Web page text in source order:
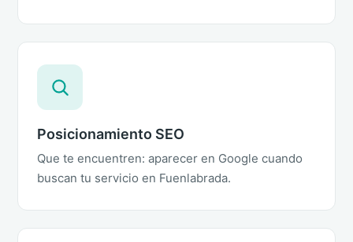
Posicionamiento SEO
Que te encuentren: aparecer en Google cuando
buscan tu servicio en Fuenlabrada.